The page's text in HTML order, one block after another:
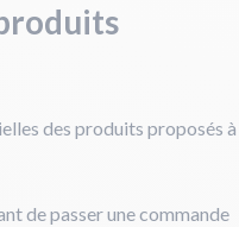
des produits proposés à
de passer une commande